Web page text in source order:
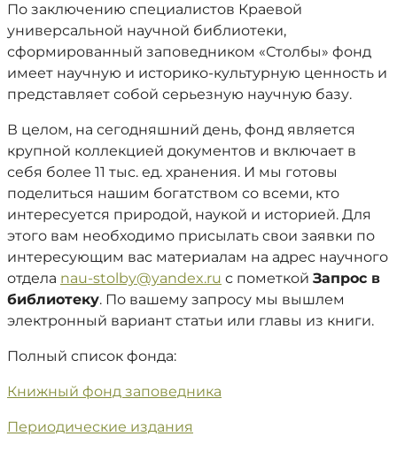
По заключению специалистов Краевой
универсальной научной библиотеки,
сформированный заповедником «Столбы» фонд
имеет научную и историко-культурную ценность и
представляет собой серьезную научную базу.
В целом, на сегодняшний день, фонд является
крупной коллекцией документов и включает в
себя более 11 тыс. ед. хранения. И мы готовы
поделиться нашим богатством со всеми, кто
интересуется природой, наукой и историей. Для
этого вам необходимо присылать свои заявки по
интересующим вас материалам на адрес научного
отдела nau-stolby@yandex.ru с пометкой Запрос в
библиотеку. По вашему запросу мы вышлем
электронный вариант статьи или главы из книги.
Полный список фонда:
Книжный фонд заповедника
Периодические издания